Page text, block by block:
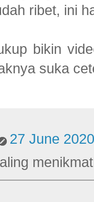
ribet, ini
bikin
suka
27 June